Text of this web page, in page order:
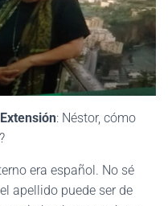
: Néstor, cómo
era español. No sé
apellido puede ser de